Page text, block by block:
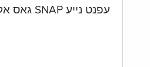
עפנט נייע SNAP גאס אקאונט